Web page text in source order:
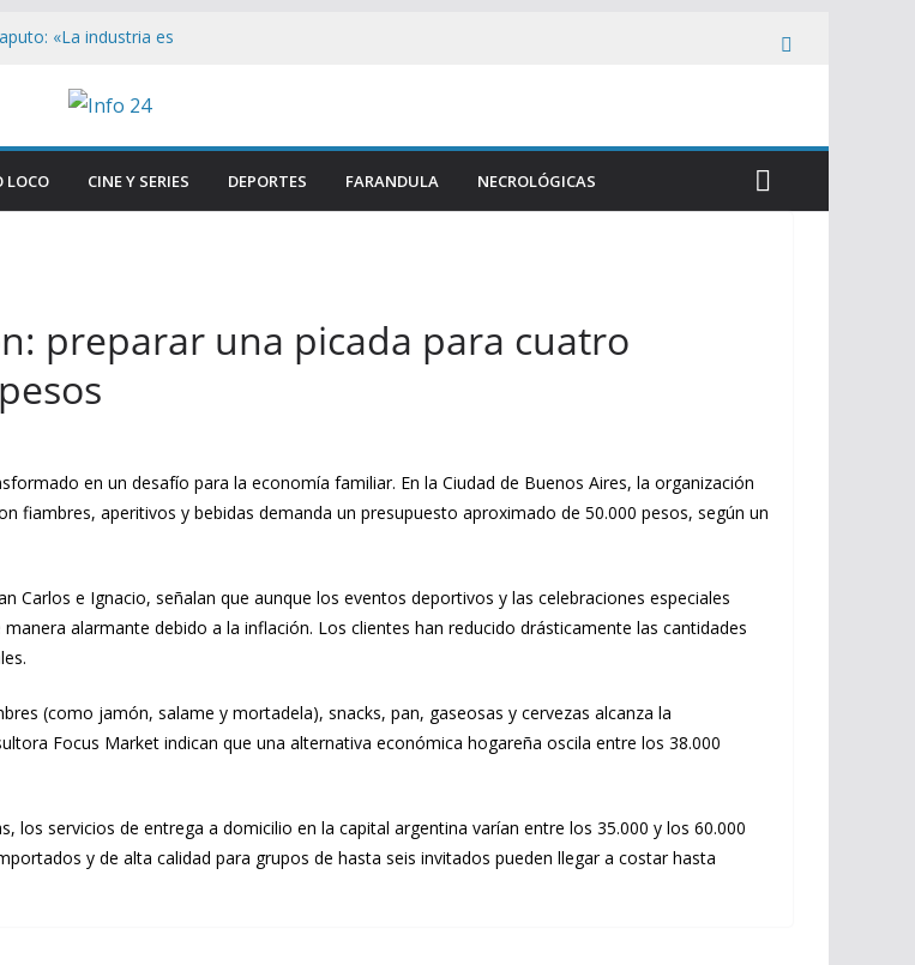
«La industria es
Todos» Resuena
Bandera de EE.
LOCO CINE Y SERIES DEPORTES FARANDULA NECROLÓGICAS
preparar una picada para cuatro
en un desafío para la economía familiar. En la Ciudad de Buenos Aires, la organización
fiambres, aperitivos y bebidas demanda un presupuesto aproximado de 50.000 pesos, según un
Carlos e Ignacio, señalan que aunque los eventos deportivos y las celebraciones especiales
alarmante debido a la inflación. Los clientes han reducido drásticamente las cantidades
(como jamón, salame y mortadela), snacks, pan, gaseosas y cervezas alcanza la
Focus Market indican que una alternativa económica hogareña oscila entre los 38.000
los servicios de entrega a domicilio en la capital argentina varían entre los 35.000 y los 60.000
y de alta calidad para grupos de hasta seis invitados pueden llegar a costar hasta